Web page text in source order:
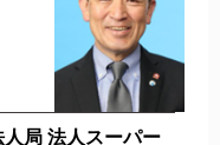
人局 法人スーパー